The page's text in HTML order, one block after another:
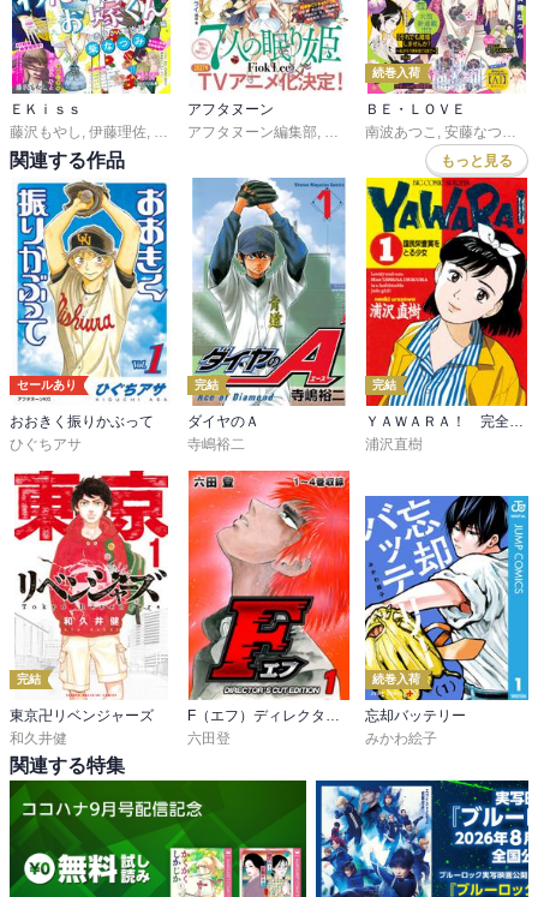
ＥＫｉｓｓ
藤沢もやし 伊藤理佐 柴なつみ, 二ノ宮知子,藤あさひ 井上霞,ばったん,有賀リエ
アフタヌーン
アフタヌーン編集部
ＦｉｏｋＬｅｅ ,山口つばさ
続巻入荷
ＢＥ・ＬＯＶＥ
南波あつこ
安藤なつみ
関連する作品 もっと見る
セールあり
おおきく振りかぶって
ひぐちアサ
完結
ダイヤのＡ
寺嶋裕二
完結
ＹＡＷＡＲＡ！ 完全版 デジタル Ver.
浦沢直樹
完結
東京卍リベンジャーズ
和久井健
六田登
続巻入荷
忘却バッテリー
みかわ絵子
関連する特集